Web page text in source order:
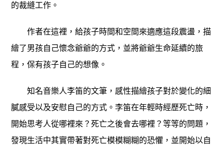
的裁縫工作。
作者在這裡，給孩子時間和空間來適應這段震盪，描
繪了男孩自己懷念爺爺的方式，並將爺爺生命延續的旅
程，保有孩子自己的想像。
知名音樂人李笛的文筆，感性描繪孩子對於變化的細
膩感受以及安慰自己的方式。李笛在年輕時經歷死亡時，
開始思考人從哪裡來？死亡之後會去哪裡？等等的問題，
發現生活中其實帶著對死亡模模糊糊的恐懼，並開始以自